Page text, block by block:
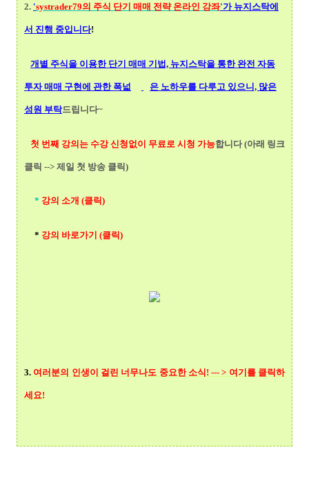
2. 'systrader79의 주식 단기 매매 전략 온라인 강좌'가 뉴지스탁에
서 진행 중입니다!
개별 주식을 이용한 단기 매매 기법, 뉴지스탁을 통한 완전 자동
투자 매매 구현에 관한 폭넓 은 노하우를 다루고 있으니, 많은
성원 부탁드립니다~
첫 번째 강의는 수강 신청없이 무료로 시청 가능합니다 (아래 링크
클릭 --> 제일 첫 방송 클릭)
* 강의 소개 (클릭)
* 강의 바로가기 (클릭)
3. 여러분의 인생이 걸린 너무나도 중요한 소식! --- > 여기를 클릭하
세요!